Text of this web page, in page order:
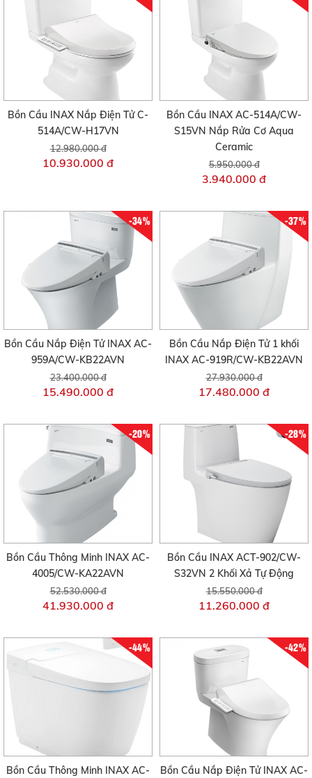
Bồn Cầu INAX Nắp Điện Tử C-
514A/CW-H17VN
12.980.000 đ
10.930.000 đ
Bồn Cầu INAX AC-514A/CW-
S15VN Nắp Rửa Cơ Aqua
Ceramic
5.950.000 đ
3.940.000 đ
-34%
Bồn Cầu Nắp Điện Tử INAX AC-
959A/CW-KB22AVN
23.400.000 đ
15.490.000 đ
-37%
Bồn Cầu Nắp Điện Tử 1 khối
INAX AC-919R/CW-KB22AVN
27.930.000 đ
17.480.000 đ
-20%
Bồn Cầu Thông Minh INAX AC-
4005/CW-KA22AVN
52.530.000 đ
41.930.000 đ
-28%
Bồn Cầu INAX ACT-902/CW-
S32VN 2 Khối Xả Tự Động
15.550.000 đ
11.260.000 đ
-44%
Bồn Cầu Thông Minh INAX AC-
-42%
Bồn Cầu Nắp Điện Tử INAX AC-